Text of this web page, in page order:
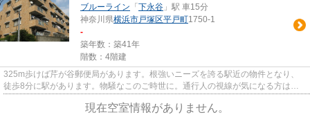
ブルーライン 「 下永谷 」駅 車15分
神奈川県横浜市戸塚区平戸町1750-1
-
築年数：築41年
階数：4階建
325m歩けば芹が谷郵便局があります。根強いニーズを誇る駅近の物件となり、
徒歩8分に駅があります。物騒なこのご時世に。通行人の視線が気になる方はこ
現在空室情報がありません。